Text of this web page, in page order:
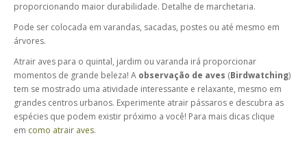
proporcionando maior durabilidade. Detalhe de marchetaria.
Pode ser colocada em varandas, sacadas, postes ou até mesmo em
árvores.
Atrair aves para o quintal, jardim ou varanda irá proporcionar
momentos de grande beleza! A observação de aves (Birdwatching)
tem se mostrado uma atividade interessante e relaxante, mesmo em
grandes centros urbanos. Experimente atrair pássaros e descubra as
espécies que podem existir próximo a você! Para mais dicas clique
em como atrair aves.